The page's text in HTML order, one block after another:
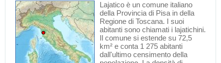
Lajatico è un comune italiano
della Provincia di Pisa in della
Regione di Toscana. I suoi
abitanti sono chiamati i lajatichini.
Il comune si estende su 72,5
km² e conta 1 275 abitanti
dall'ultimo censimento della